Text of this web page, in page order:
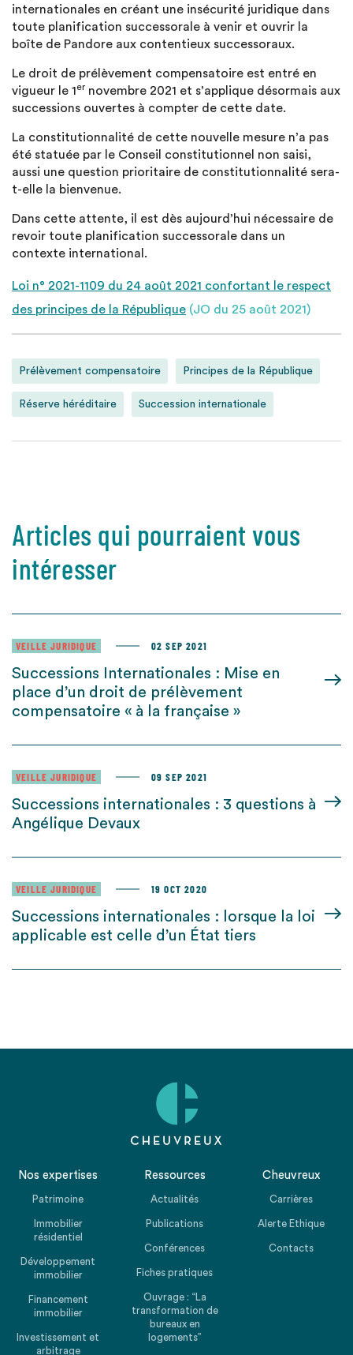
internationales en créant une insécurité juridique dans
toute planification successorale à venir et ouvrir la
boîte de Pandore aux contentieux successoraux.
Le droit de prélèvement compensatoire est entré en
vigueur le 1er novembre 2021 et s’applique désormais aux
successions ouvertes à compter de cette date.
La constitutionnalité de cette nouvelle mesure n’a pas
été statuée par le Conseil constitutionnel non saisi,
aussi une question prioritaire de constitutionnalité sera-
t-elle la bienvenue.
Dans cette attente, il est dès aujourd’hui nécessaire de
revoir toute planification successorale dans un
contexte international.
Loi n° 2021-1109 du 24 août 2021 confortant le respect
des principes de la République (JO du 25 août 2021)
Prélèvement compensatoire Principes de la République
Réserve héréditaire Succession internationale
Articles qui pourraient vous
intéresser
VEILLE JURIDIQUE 02 SEP 2021
Successions Internationales : Mise en
place d’un droit de prélèvement
compensatoire « à la française »
VEILLE JURIDIQUE 09 SEP 2021
Successions internationales : 3 questions à
Angélique Devaux
VEILLE JURIDIQUE 19 OCT 2020
Successions internationales : lorsque la loi
applicable est celle d’un État tiers
Nos expertises
Patrimoine
Immobilier
résidentiel
Développement
immobilier
Financement
immobilier
Investissement et
arbitrage
Ressources
Actualités
Publications
Conférences
Fiches pratiques
Ouvrage : “La
transformation de
bureaux en
logements”
Cheuvreux
Carrières
Alerte Ethique
Contacts